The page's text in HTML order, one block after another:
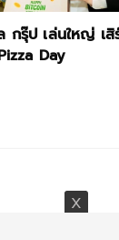
กรุ๊ป เล่นใหญ่ เ
Day